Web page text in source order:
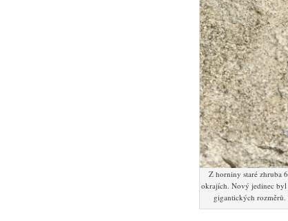
Z horniny staré zhruba
okrajích. Nový jedinec byl
gigantických